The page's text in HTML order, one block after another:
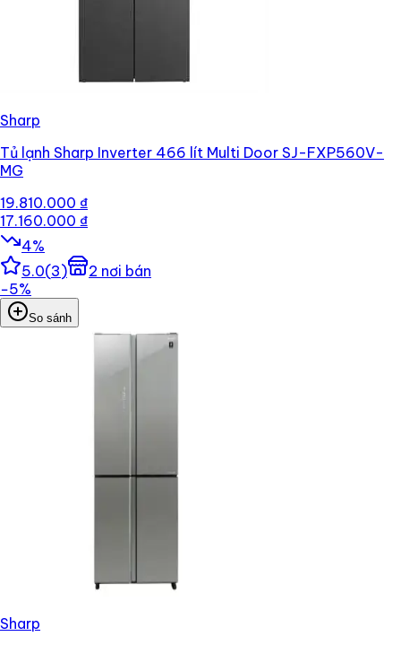
Sharp
Tủ lạnh Sharp Inverter 466 lít Multi Door SJ-FXP560V-
MG
19.810.000 ₫
17.160.000 ₫
4%
5.0(3) 2 nơi bán
−5%
So sánh
Sharp